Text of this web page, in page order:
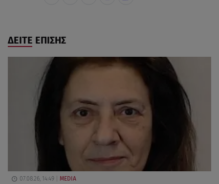
ΔΕΙΤΕ ΕΠΙΣΗΣ
07.08.26, 14:49 MEDIA